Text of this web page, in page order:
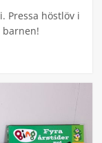
Pressa höstlöv i
barnen!